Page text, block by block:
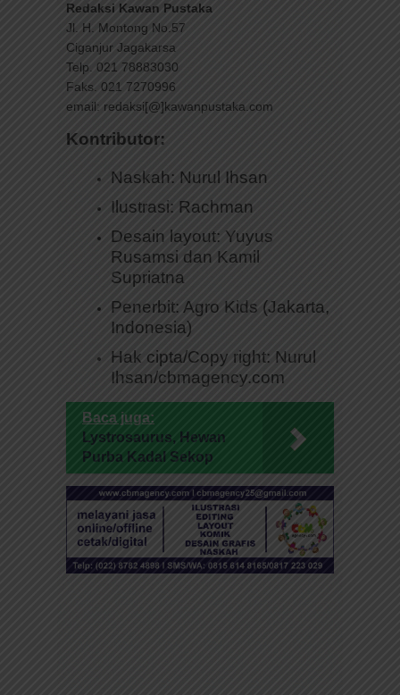
Redaksi Kawan Pustaka
Jl. H. Montong No.57
Ciganjur Jagakarsa
Telp. 021 78883030
Faks. 021 7270996
email: redaksi[@]kawanpustaka.com
Kontributor:
Naskah: Nurul Ihsan
Ilustrasi: Rachman
Desain layout: Yuyus
Rusamsi dan Kamil
Supriatna
Penerbit: Agro Kids (Jakarta,
Indonesia)
Hak cipta/Copy right: Nurul
Ihsan/cbmagency.com
Baca juga:
Lystrosaurus, Hewan
Purba Kadal Sekop